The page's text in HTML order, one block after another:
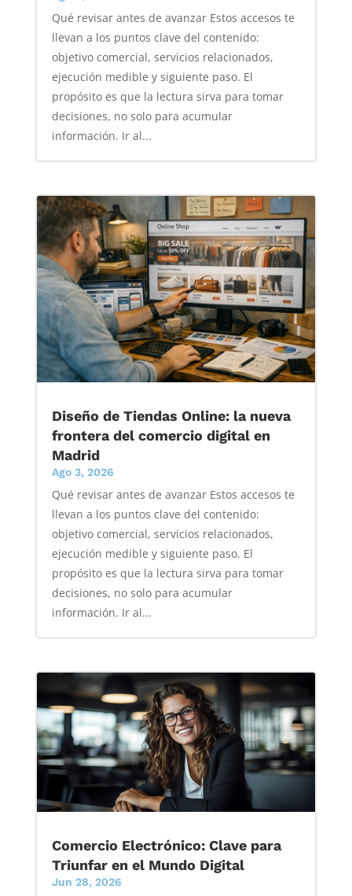
Qué revisar antes de avanzar Estos accesos te
llevan a los puntos clave del contenido:
objetivo comercial, servicios relacionados,
ejecución medible y siguiente paso. El
propósito es que la lectura sirva para tomar
decisiones, no solo para acumular
información. Ir al...
Diseño de Tiendas Online: la nueva
frontera del comercio digital en
Madrid
Ago 3, 2026
Qué revisar antes de avanzar Estos accesos te
llevan a los puntos clave del contenido:
objetivo comercial, servicios relacionados,
ejecución medible y siguiente paso. El
propósito es que la lectura sirva para tomar
decisiones, no solo para acumular
información. Ir al...
Comercio Electrónico: Clave para
Triunfar en el Mundo Digital
Jun 28, 2026